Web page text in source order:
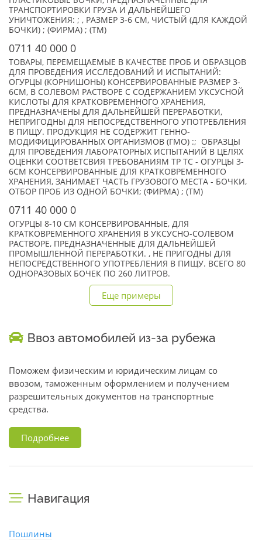
ТРАНСПОРТИРОВКИ ГРУЗА И ДАЛЬНЕЙШЕГО
УНИЧТОЖЕНИЯ: ; , РАЗМЕР 3-6 СМ, ЧИСТЫЙ (ДЛЯ КАЖДОЙ
БОЧКИ) ; (ФИРМА) ; (TM)
0711 40 000 0
ТОВАРЫ, ПЕРЕМЕЩАЕМЫЕ В КАЧЕСТВЕ ПРОБ И ОБРАЗЦОВ
ДЛЯ ПРОВЕДЕНИЯ ИССЛЕДОВАНИЙ И ИСПЫТАНИЙ:
ОГУРЦЫ (КОРНИШОНЫ) КОНСЕРВИРОВАННЫЕ РАЗМЕР 3-
6СМ, В СОЛЕВОМ РАСТВОРЕ С СОДЕРЖАНИЕМ УКСУСНОЙ
КИСЛОТЫ ДЛЯ КРАТКОВРЕМЕННОГО ХРАНЕНИЯ,
ПРЕДНАЗНАЧЕНЫ ДЛЯ ДАЛЬНЕЙШЕЙ ПЕРЕРАБОТКИ,
НЕПРИГОДНЫ ДЛЯ НЕПОСРЕДСТВЕННОГО УПОТРЕБЛЕНИЯ
В ПИЩУ. ПРОДУКЦИЯ НЕ СОДЕРЖИТ ГЕННО-
МОДИФИЦИРОВАННЫХ ОРГАНИЗМОВ (ГМО) :; ОБРАЗЦЫ
ДЛЯ ПРОВЕДЕНИЯ ЛАБОРАТОРНЫХ ИСПЫТАНИЙ В ЦЕЛЯХ
ОЦЕНКИ СООТВЕТСВИЯ ТРЕБОВАНИЯМ ТР ТС - ОГУРЦЫ 3-
6СМ КОНСЕРВИРОВАННЫЕ ДЛЯ КРАТКОВРЕМЕННОГО
ХРАНЕНИЯ, ЗАНИМАЕТ ЧАСТЬ ГРУЗОВОГО МЕСТА - БОЧКИ,
ОТБОР ПРОБ ИЗ ОДНОЙ БОЧКИ; (ФИРМА) ; (TM)
0711 40 000 0
ОГУРЦЫ 8-10 СМ КОНСЕРВИРОВАННЫЕ, ДЛЯ
КРАТКОВРЕМЕННОГО ХРАНЕНИЯ В УКСУСНО-СОЛЕВОМ
РАСТВОРЕ, ПРЕДНАЗНАЧЕННЫЕ ДЛЯ ДАЛЬНЕЙШЕЙ
ПРОМЫШЛЕННОЙ ПЕРЕРАБОТКИ. , НЕ ПРИГОДНЫ ДЛЯ
НЕПОСРЕДСТВЕННОГО УПОТРЕБЛЕНИЯ В ПИЩУ. ВСЕГО 80
ОДНОРАЗОВЫХ БОЧЕК ПО 260 ЛИТРОВ.
Еще примеры
Ввоз автомобилей из-за рубежа
Поможем физическим и юридическим лицам со
ввозом, таможенным оформлением и получением
разрешительных документов на транспортные
средства.
Подробнее
Навигация
Пошлины